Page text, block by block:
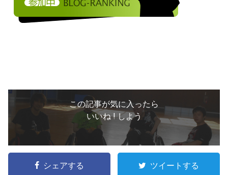
この記事が気に入ったら
いいね ! しよう
シェアする ツイートする